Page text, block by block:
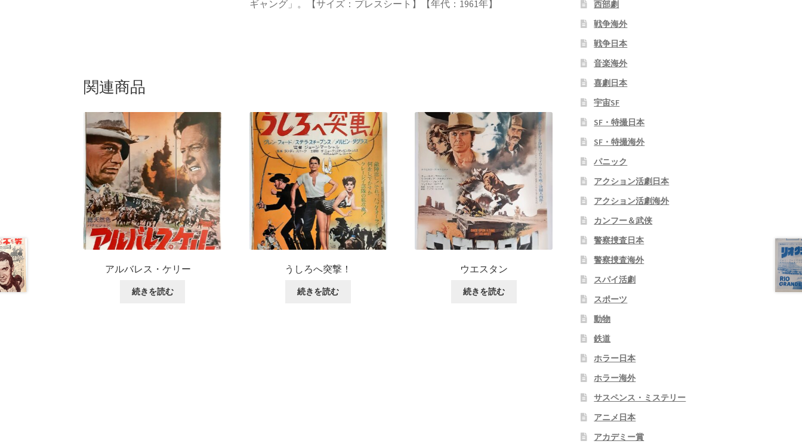
ギャング」。【サイズ：プレスシート】【年代：1961年】
関連商品
アルバレス・ケリー
続きを読む
うしろへ突撃！
続きを読む
ウエスタン
続きを読む
西部劇
戦争海外
戦争日本
音楽海外
喜劇日本
宇宙SF
SF・特撮日本
SF・特撮海外
パニック
アクション活劇日本
アクション活劇海外
カンフー＆武侠
警察捜査日本
警察捜査海外
スパイ活劇
スポーツ
動物
鉄道
ホラー日本
ホラー海外
サスペンス・ミステリー
アニメ日本
アカデミー賞